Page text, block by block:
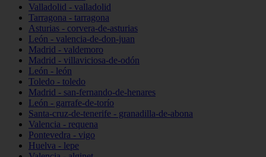
Valladolid - valladolid
Tarragona - tarragona
Asturias - corvera-de-asturias
León - valencia-de-don-juan
Madrid - valdemoro
Madrid - villaviciosa-de-odón
León - león
Toledo - toledo
Madrid - san-fernando-de-henares
León - garrafe-de-torío
Santa-cruz-de-tenerife - granadilla-de-abona
Valencia - requena
Pontevedra - vigo
Huelva - lepe